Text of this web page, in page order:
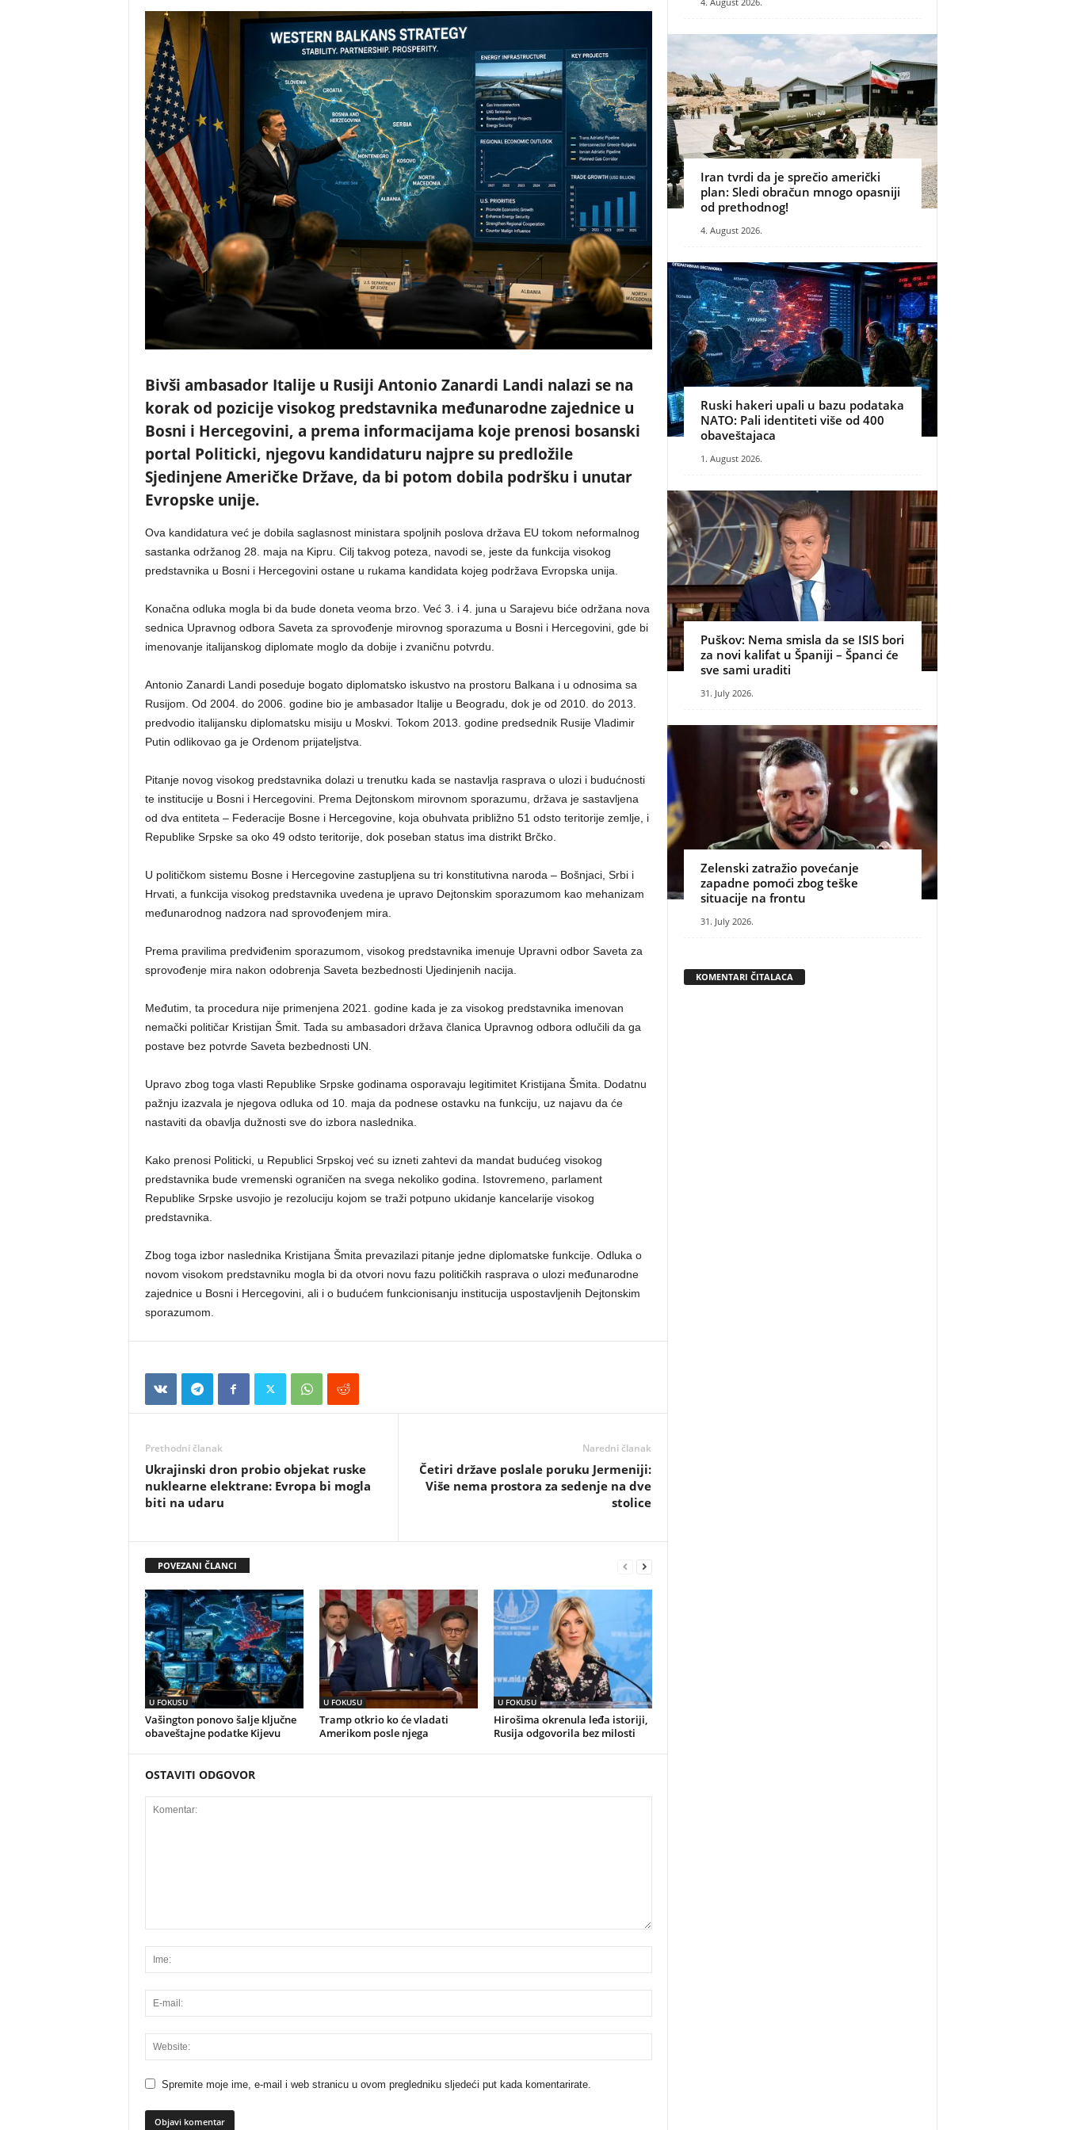
Bivši ambasador Italije u Rusiji Antonio Zanardi Landi nalazi se na
korak od pozicije visokog predstavnika međunarodne zajednice u
Bosni i Hercegovini, a prema informacijama koje prenosi bosanski
portal Politicki, njegovu kandidaturu najpre su predložile
Sjedinjene Američke Države, da bi potom dobila podršku i unutar
Evropske unije.
Ova kandidatura već je dobila saglasnost ministara spoljnih poslova država EU tokom neformalnog
sastanka održanog 28. maja na Kipru. Cilj takvog poteza, navodi se, jeste da funkcija visokog
predstavnika u Bosni i Hercegovini ostane u rukama kandidata kojeg podržava Evropska unija.
Konačna odluka mogla bi da bude doneta veoma brzo. Već 3. i 4. juna u Sarajevu biće održana nova
sednica Upravnog odbora Saveta za sprovođenje mirovnog sporazuma u Bosni i Hercegovini, gde bi
imenovanje italijanskog diplomate moglo da dobije i zvaničnu potvrdu.
Antonio Zanardi Landi poseduje bogato diplomatsko iskustvo na prostoru Balkana i u odnosima sa
Rusijom. Od 2004. do 2006. godine bio je ambasador Italije u Beogradu, dok je od 2010. do 2013.
predvodio italijansku diplomatsku misiju u Moskvi. Tokom 2013. godine predsednik Rusije Vladimir
Putin odlikovao ga je Ordenom prijateljstva.
Pitanje novog visokog predstavnika dolazi u trenutku kada se nastavlja rasprava o ulozi i budućnosti
te institucije u Bosni i Hercegovini. Prema Dejtonskom mirovnom sporazumu, država je sastavljena
od dva entiteta – Federacije Bosne i Hercegovine, koja obuhvata približno 51 odsto teritorije zemlje, i
Republike Srpske sa oko 49 odsto teritorije, dok poseban status ima distrikt Brčko.
U političkom sistemu Bosne i Hercegovine zastupljena su tri konstitutivna naroda – Bošnjaci, Srbi i
Hrvati, a funkcija visokog predstavnika uvedena je upravo Dejtonskim sporazumom kao mehanizam
međunarodnog nadzora nad sprovođenjem mira.
Prema pravilima predviđenim sporazumom, visokog predstavnika imenuje Upravni odbor Saveta za
sprovođenje mira nakon odobrenja Saveta bezbednosti Ujedinjenih nacija.
Međutim, ta procedura nije primenjena 2021. godine kada je za visokog predstavnika imenovan
nemački političar Kristijan Šmit. Tada su ambasadori država članica Upravnog odbora odlučili da ga
postave bez potvrde Saveta bezbednosti UN.
Upravo zbog toga vlasti Republike Srpske godinama osporavaju legitimitet Kristijana Šmita. Dodatnu
pažnju izazvala je njegova odluka od 10. maja da podnese ostavku na funkciju, uz najavu da će
nastaviti da obavlja dužnosti sve do izbora naslednika.
Kako prenosi Politicki, u Republici Srpskoj već su izneti zahtevi da mandat budućeg visokog
predstavnika bude vremenski ograničen na svega nekoliko godina. Istovremeno, parlament
Republike Srpske usvojio je rezoluciju kojom se traži potpuno ukidanje kancelarije visokog
predstavnika.
Zbog toga izbor naslednika Kristijana Šmita prevazilazi pitanje jedne diplomatske funkcije. Odluka o
novom visokom predstavniku mogla bi da otvori novu fazu političkih rasprava o ulozi međunarodne
zajednice u Bosni i Hercegovini, ali i o budućem funkcionisanju institucija uspostavljenih Dejtonskim
sporazumom.
Prethodni članak
Ukrajinski dron probio objekat ruske
nuklearne elektrane: Evropa bi mogla
biti na udaru
Naredni članak
Četiri države poslale poruku Jermeniji:
Više nema prostora za sedenje na dve
stolice
POVEZANI ČLANCI
U FOKUSU
Vašington ponovo šalje ključne
obaveštajne podatke Kijevu
U FOKUSU
Tramp otkrio ko će vladati
Amerikom posle njega
U FOKUSU
Hirošima okrenula leđa istoriji,
Rusija odgovorila bez milosti
OSTAVITI ODGOVOR
Spremite moje ime, e-mail i web stranicu u ovom pregledniku sljedeći put kada komentarirate.
Iran tvrdi da je sprečio američki
plan: Sledi obračun mnogo opasniji
od prethodnog!
4. August 2026.
Ruski hakeri upali u bazu podataka
NATO: Pali identiteti više od 400
obaveštajaca
1. August 2026.
Puškov: Nema smisla da se ISIS bori
za novi kalifat u Španiji – Španci će
sve sami uraditi
31. July 2026.
Zelenski zatražio povećanje
zapadne pomoći zbog teške
situacije na frontu
31. July 2026.
KOMENTARI ČITALACA